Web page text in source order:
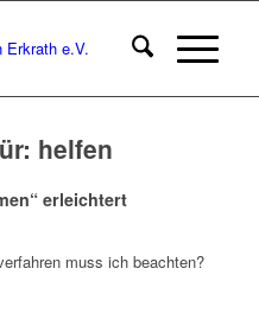
helfen
erleichtert
muss ich beachten?